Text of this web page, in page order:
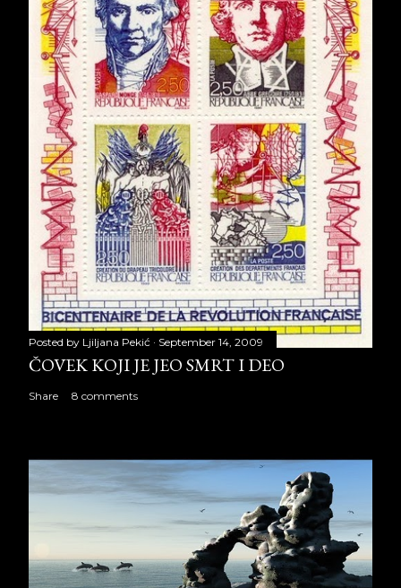
Posted by Ljiljana Pekić September 14, 2009
ČOVEK KOJI JE JEO SMRT I DEO
Share 8 comments